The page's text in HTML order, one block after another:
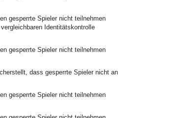
gesperrte Spieler nicht teilnehmen
Identitätskontrolle
gesperrte Spieler nicht teilnehmen
dass gesperrte Spieler nicht an
gesperrte Spieler nicht teilnehmen